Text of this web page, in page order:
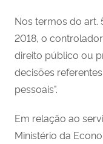
Nos termos do art.
2018, o
direito público ou
decisões
pessoais".
Em relação ao
Ministério da